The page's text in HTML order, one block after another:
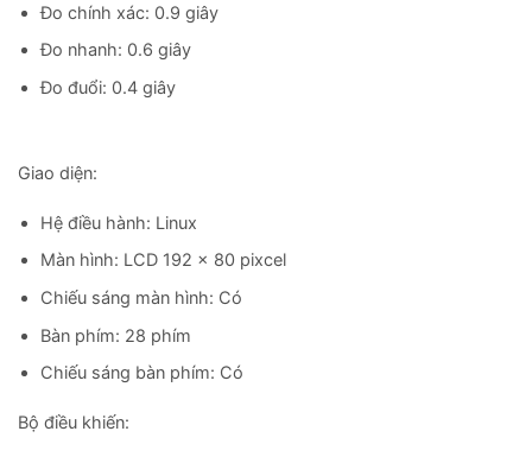
Đo chính xác: 0.9 giây
Đo nhanh: 0.6 giây
Đo đuổi: 0.4 giây
Giao diện:
Hệ điều hành: Linux
Màn hình: LCD 192 x 80 pixcel
Chiếu sáng màn hình: Có
Bàn phím: 28 phím
Chiếu sáng bàn phím: Có
Bộ điều khiến: